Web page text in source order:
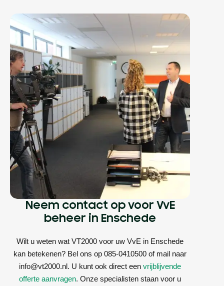
Neem contact op voor VvE
beheer in Enschede
Wilt u weten wat VT2000 voor uw VvE in Enschede
kan betekenen? Bel ons op 085-0410500 of mail naar
info@vt2000.nl. U kunt ook direct een vrijblijvende
offerte aanvragen. Onze specialisten staan voor u